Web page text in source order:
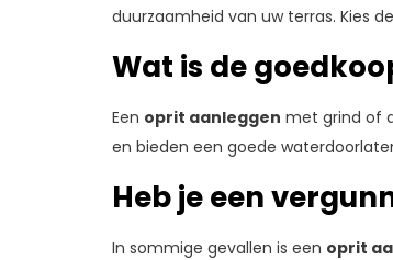
duurzaamheid van uw terras. Kies
Wat is de
Een oprit aanleggen met grind of
en bieden een goede
Heb je een
In sommige gevallen is een oprit